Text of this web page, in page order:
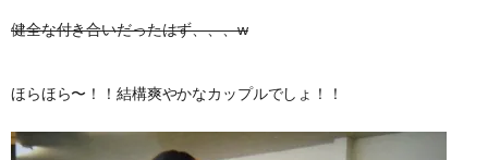
健全な付き合いだったはず、、、w
ほらほら〜！！結構爽やかなカップルでしょ！！